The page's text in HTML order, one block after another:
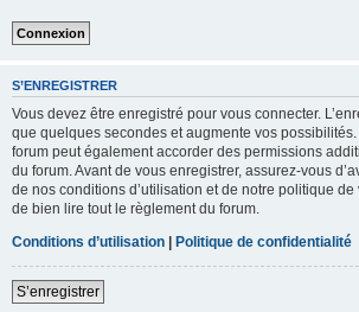
S’ENREGISTRER
Vous devez être enregistré pour vous connecter.
que quelques secondes et augmente vos possibilités.
forum peut également accorder des permissions
du forum. Avant de vous enregistrer, assurez-vous
de nos conditions d’utilisation et de notre politique
de bien lire tout le règlement du forum.
Conditions d’utilisation | Politique de confidentialité
S’enregistrer